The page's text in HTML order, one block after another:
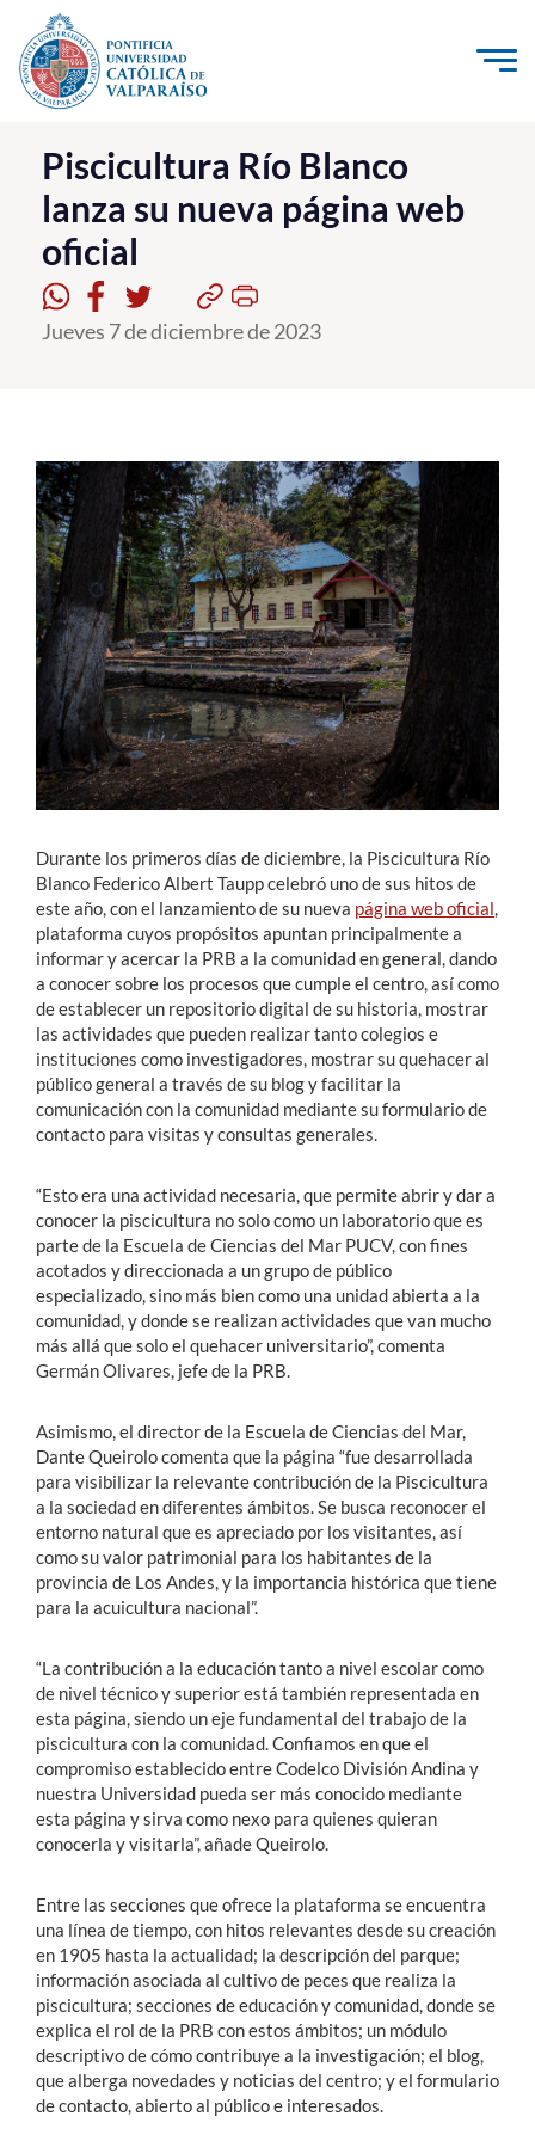
Click acá para ir directamente al contenido
La Universidad
Investigación, Creación e Innovación
PUCV Internacional
Vinculación con el Medio
Postgrado
Formación Continua
Estudiantes
Académicos
Funcionarios
Alumni
Piscicultura Río Blanco
lanza su nueva página web
oficial
Jueves 7 de diciembre de 2023
Durante los primeros días de diciembre, la Piscicultura Río
Blanco Federico Albert Taupp celebró uno de sus hitos de
este año, con el lanzamiento de su nueva página web oficial
plataforma cuyos propósitos apuntan principalmente a
informar y acercar la PRB a la comunidad en general, dando
a conocer sobre los procesos que cumple el centro, así como
de establecer un repositorio digital de su historia, mostrar
las actividades que pueden realizar tanto colegios e
instituciones como investigadores, mostrar su quehacer al
público general a través de su blog y facilitar la
comunicación con la comunidad mediante su formulario de
contacto para visitas y consultas generales.
“Esto era una actividad necesaria, que permite abrir y dar a
conocer la piscicultura no solo como un laboratorio que es
parte de la Escuela de Ciencias del Mar PUCV, con fines
acotados y direccionada a un grupo de público
especializado, sino más bien como una unidad abierta a la
comunidad, y donde se realizan actividades que van mucho
más allá que solo el quehacer universitario”, comenta
Germán Olivares, jefe de la PRB.
Asimismo, el director de la Escuela de Ciencias del Mar,
Dante Queirolo comenta que la página “fue desarrollada
para visibilizar la relevante contribución de la Piscicultura
a la sociedad en diferentes ámbitos. Se busca reconocer el
entorno natural que es apreciado por los visitantes, así
como su valor patrimonial para los habitantes de la
provincia de Los Andes, y la importancia histórica que tiene
para la acuicultura nacional”.
“La contribución a la educación tanto a nivel escolar como
de nivel técnico y superior está también representada en
esta página, siendo un eje fundamental del trabajo de la
piscicultura con la comunidad. Confiamos en que el
compromiso establecido entre Codelco División Andina y
nuestra Universidad pueda ser más conocido mediante
esta página y sirva como nexo para quienes quieran
conocerla y visitarla”, añade Queirolo.
Entre las secciones que ofrece la plataforma se encuentra
una línea de tiempo, con hitos relevantes desde su creación
en 1905 hasta la actualidad; la descripción del parque;
información asociada al cultivo de peces que realiza la
piscicultura; secciones de educación y comunidad, donde se
explica el rol de la PRB con estos ámbitos; un módulo
descriptivo de cómo contribuye a la investigación; el blog,
que alberga novedades y noticias del centro; y el formulario
de contacto, abierto al público e interesados.